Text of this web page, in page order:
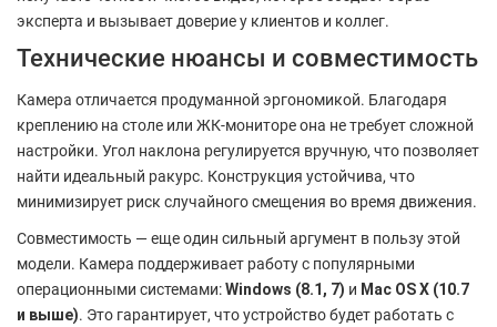
эксперта и вызывает доверие у клиентов и коллег.
Технические нюансы и совместимость
Камера отличается продуманной эргономикой. Благодаря
креплению на столе или ЖК-мониторе она не требует сложной
настройки. Угол наклона регулируется вручную, что позволяет
найти идеальный ракурс. Конструкция устойчива, что
минимизирует риск случайного смещения во время движения.
Совместимость — еще один сильный аргумент в пользу этой
модели. Камера поддерживает работу с популярными
операционными системами:Windows (8.1, 7) и Mac OS X (10.7
и выше). Это гарантирует, что устройство будет работать с